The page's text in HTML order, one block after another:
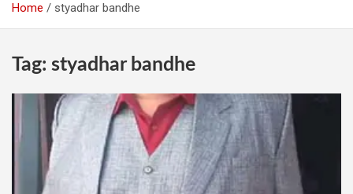
Home styadhar bandhe
Tag: styadhar bandhe